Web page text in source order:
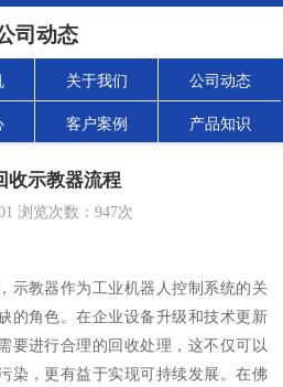
司动态
关于我们 公司动态
客户案例 产品知识
收示教器流程
浏览次数： 947次
示教器作为工业机器人控制系统的关
的角色。在企业设备升级和技术更新
要进行合理的回收处理，这不仅可以
染，更有益于实现可持续发展。在佛